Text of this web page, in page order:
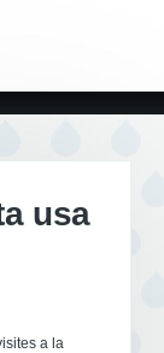
usa
a la